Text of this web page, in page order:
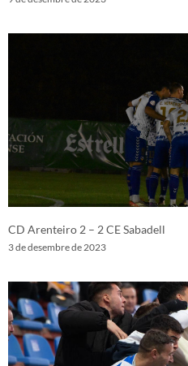
CD Arenteiro 2 – 2 CE Sabadell
3 de desembre de 2023